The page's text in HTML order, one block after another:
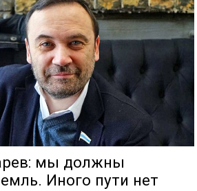
мы должны
Иного пути нет